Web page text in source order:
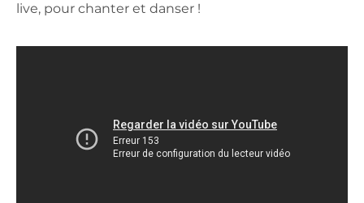
live, pour chanter et danser !